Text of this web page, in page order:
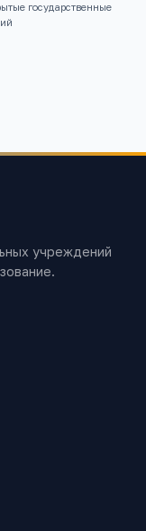
государственные
учреждений